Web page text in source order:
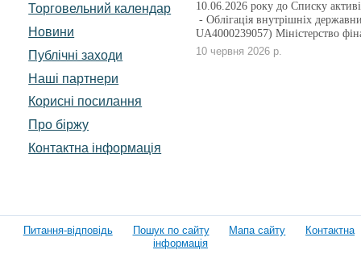
Торговельний календар
Новини
Публічні заходи
Наші партнери
Корисні посилання
Про біржу
Контактна інформація
10.06.2026 року до Списку
- Облігація внутрішніх
UA4000239057) Міністерство
10 червня 2026 р.
Питання-відповідь Пошук по сайту Мапа сайту
Контактна
інформація